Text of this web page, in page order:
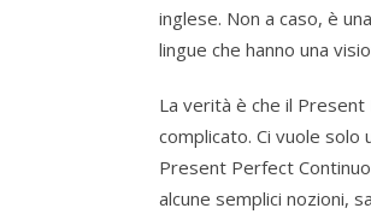
inglese. Non a caso, è
lingue che hanno una
La verità è che il
complicato. Ci vuole
Present Perfect
alcune semplici nozioni,